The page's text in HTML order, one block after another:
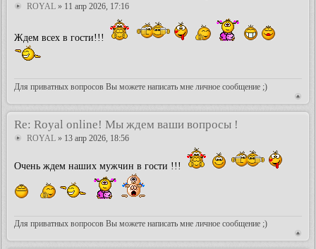
ROYAL » 11 апр 2026, 17:16
Ждем всех в гости!!!
Для приватных вопросов Вы можете написать мне личное сообщение ;)
Re: Royal online! Мы ждем ваши вопросы !
ROYAL » 13 апр 2026, 18:56
Очень ждем наших мужчин в гости !!!
Для приватных вопросов Вы можете написать мне личное сообщение ;)